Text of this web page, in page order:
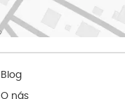
Blog
O nás